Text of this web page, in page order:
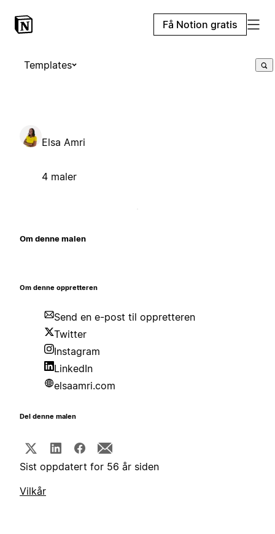
Få Notion gratis
Templates
Elsa Amri
4 maler
Om denne malen
Om denne oppretteren
Send en e-post til oppretteren
Twitter
Instagram
LinkedIn
elsaamri.com
Del denne malen
Sist oppdatert for 56 år siden
Vilkår